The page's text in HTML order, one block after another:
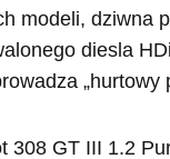
modeli, dziwna
diesla
„hurtowy